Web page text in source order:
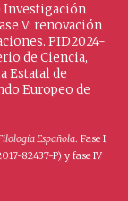
Investigación
V: renovación
PID2024-
de Ciencia,
Estatal de
Europeo de
Española. Fase I
82437-P) y fase IV